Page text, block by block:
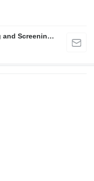
FABO Mobile & Stationary Crushing and Screening Plants | Concrete Batching Plants Manufacturer